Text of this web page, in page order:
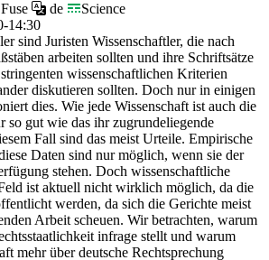
Fuse de
Science
14:30
sind Juristen Wissenschaftler, die nach
arbeiten sollten und ihre Schriftsätze
wissenschaftlichen Kriterien
diskutieren sollten. Doch nur in einigen
dies. Wie jede Wissenschaft ist auch die
so gut wie das ihr zugrundeliegende
Fall sind das meist Urteile. Empirische
Daten sind nur möglich, wenn sie der
stehen. Doch wissenschaftliche
ist aktuell nicht wirklich möglich, da die
werden, da sich die Gerichte meist
Arbeit scheuen. Wir betrachten, warum
infrage stellt und warum
mehr über deutsche Rechtsprechung